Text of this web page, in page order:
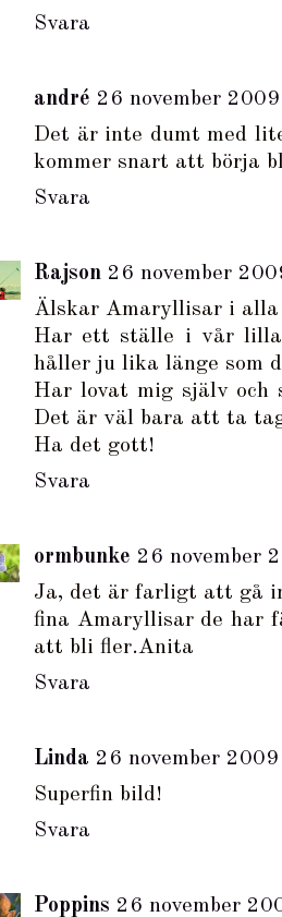
Svara
andré 26 november
Det är inte dumt med
kommer snart att börja
Svara
Rajson 26 november
Älskar Amaryllisar i alla
Har ett ställe i vår lilla
håller ju lika länge som
Har lovat mig själv och
Det är väl bara att ta
Ha det gott!
Svara
ormbunke 26 november
Ja, det är farligt att gå
fina Amaryllisar de har
att bli fler.Anita
Svara
Linda 26 november
Superfin bild!
Svara
Poppins 26 november